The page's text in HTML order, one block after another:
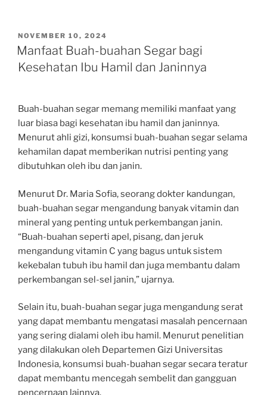
POSTED
ON
NOVEMBER 10, 2024
Manfaat Buah-buahan Segar bagi
Kesehatan Ibu Hamil dan Janinnya
Buah-buahan segar memang memiliki manfaat yang
luar biasa bagi kesehatan ibu hamil dan janinnya.
Menurut ahli gizi, konsumsi buah-buahan segar selama
kehamilan dapat memberikan nutrisi penting yang
dibutuhkan oleh ibu dan janin.
Menurut Dr. Maria Sofia, seorang dokter kandungan,
buah-buahan segar mengandung banyak vitamin dan
mineral yang penting untuk perkembangan janin.
“Buah-buahan seperti apel, pisang, dan jeruk
mengandung vitamin C yang bagus untuk sistem
kekebalan tubuh ibu hamil dan juga membantu dalam
perkembangan sel-sel janin,” ujarnya.
Selain itu, buah-buahan segar juga mengandung serat
yang dapat membantu mengatasi masalah pencernaan
yang sering dialami oleh ibu hamil. Menurut penelitian
yang dilakukan oleh Departemen Gizi Universitas
Indonesia, konsumsi buah-buahan segar secara teratur
dapat membantu mencegah sembelit dan gangguan
pencernaan lainnya.